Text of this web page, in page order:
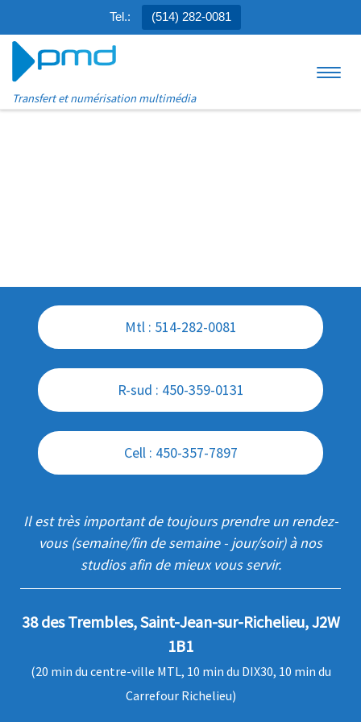
Tel.: (514) 282-0081
Transfert et numérisation multimédia
Mtl : 514-282-0081
R-sud : 450-359-0131
Cell : 450-357-7897
Il est très important de toujours prendre un rendez-
vous (semaine/fin de semaine - jour/soir) à nos
studios afin de mieux vous servir.
38 des Trembles, Saint-Jean-sur-Richelieu, J2W
1B1
(20 min du centre-ville MTL, 10 min du DIX30, 10 min du
Carrefour Richelieu)